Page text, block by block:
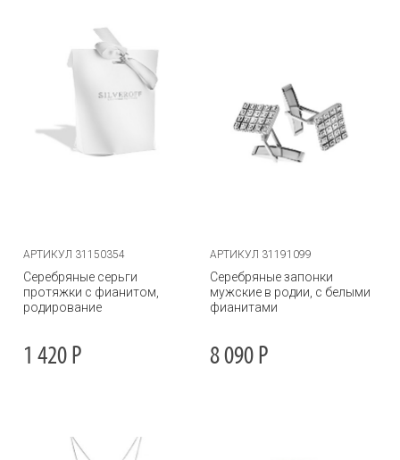
АРТИКУЛ 31150354
Серебряные серьги
протяжки с фианитом,
родирование
1 420 Р
АРТИКУЛ 31191099
Серебряные запонки
мужские в родии, с белыми
фианитами
8 090 Р